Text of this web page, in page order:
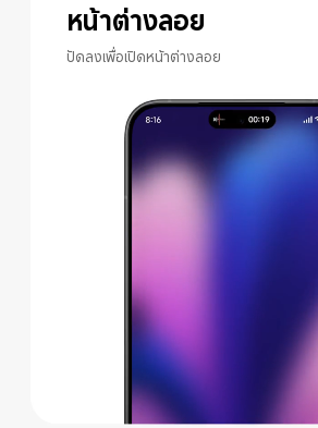
หน้าต่างลอย
ปัดลงเพื่อเปิดหน้าต่างลอย